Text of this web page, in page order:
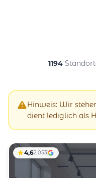
1194
Hinweis: Wir
dient lediglich als
4,62.053